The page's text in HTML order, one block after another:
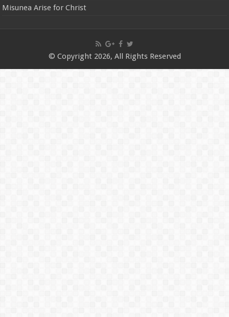
Misunea Arise for Christ
© Copyright 2026, All Rights Reserved